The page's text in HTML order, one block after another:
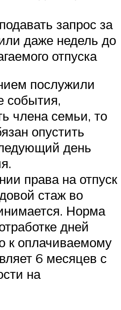
запрос за
даже недель до
отпуска
послужили
события,
члена семьи, то
опустить
день
права на отпуск
стаж во
Норма
дней
к оплачиваемому
6 месяцев с
на